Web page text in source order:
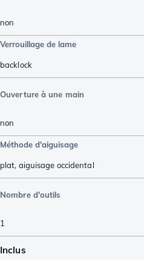
non
Verrouillage de lame
backlock
Ouverture à une main
non
Méthode d'aiguisage
plat, aiguisage occidental
Nombre d'outils
1
Inclus